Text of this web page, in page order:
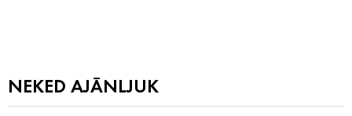
NEKED AJÁNLJUK